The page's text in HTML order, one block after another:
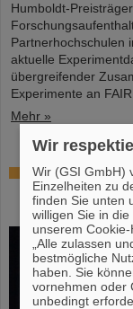
Humboldt-
Partnerhochschulen
aktuelle
übergreifender
Experimente an FAIR
Mehr »
Hohe
Kaplan-Preis
Wir
Wir (GSI GmbH)
Einzelheiten zu
finden Sie unten
willigen Sie in
unserem
„Alle zulassen
bestmögliche
haben. Sie
vornehmen oder
unbedingt